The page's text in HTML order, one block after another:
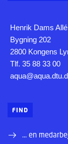
Henrik Dams Allé
Bygning 202
2800 Kongens
Tlf. 35 88 33 00
FIND
... en